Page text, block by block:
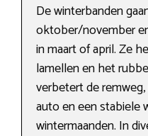
De winterbanden
oktober/november
in maart of april. Ze
lamellen en het
verbetert de
auto en een stabiele
wintermaanden. In